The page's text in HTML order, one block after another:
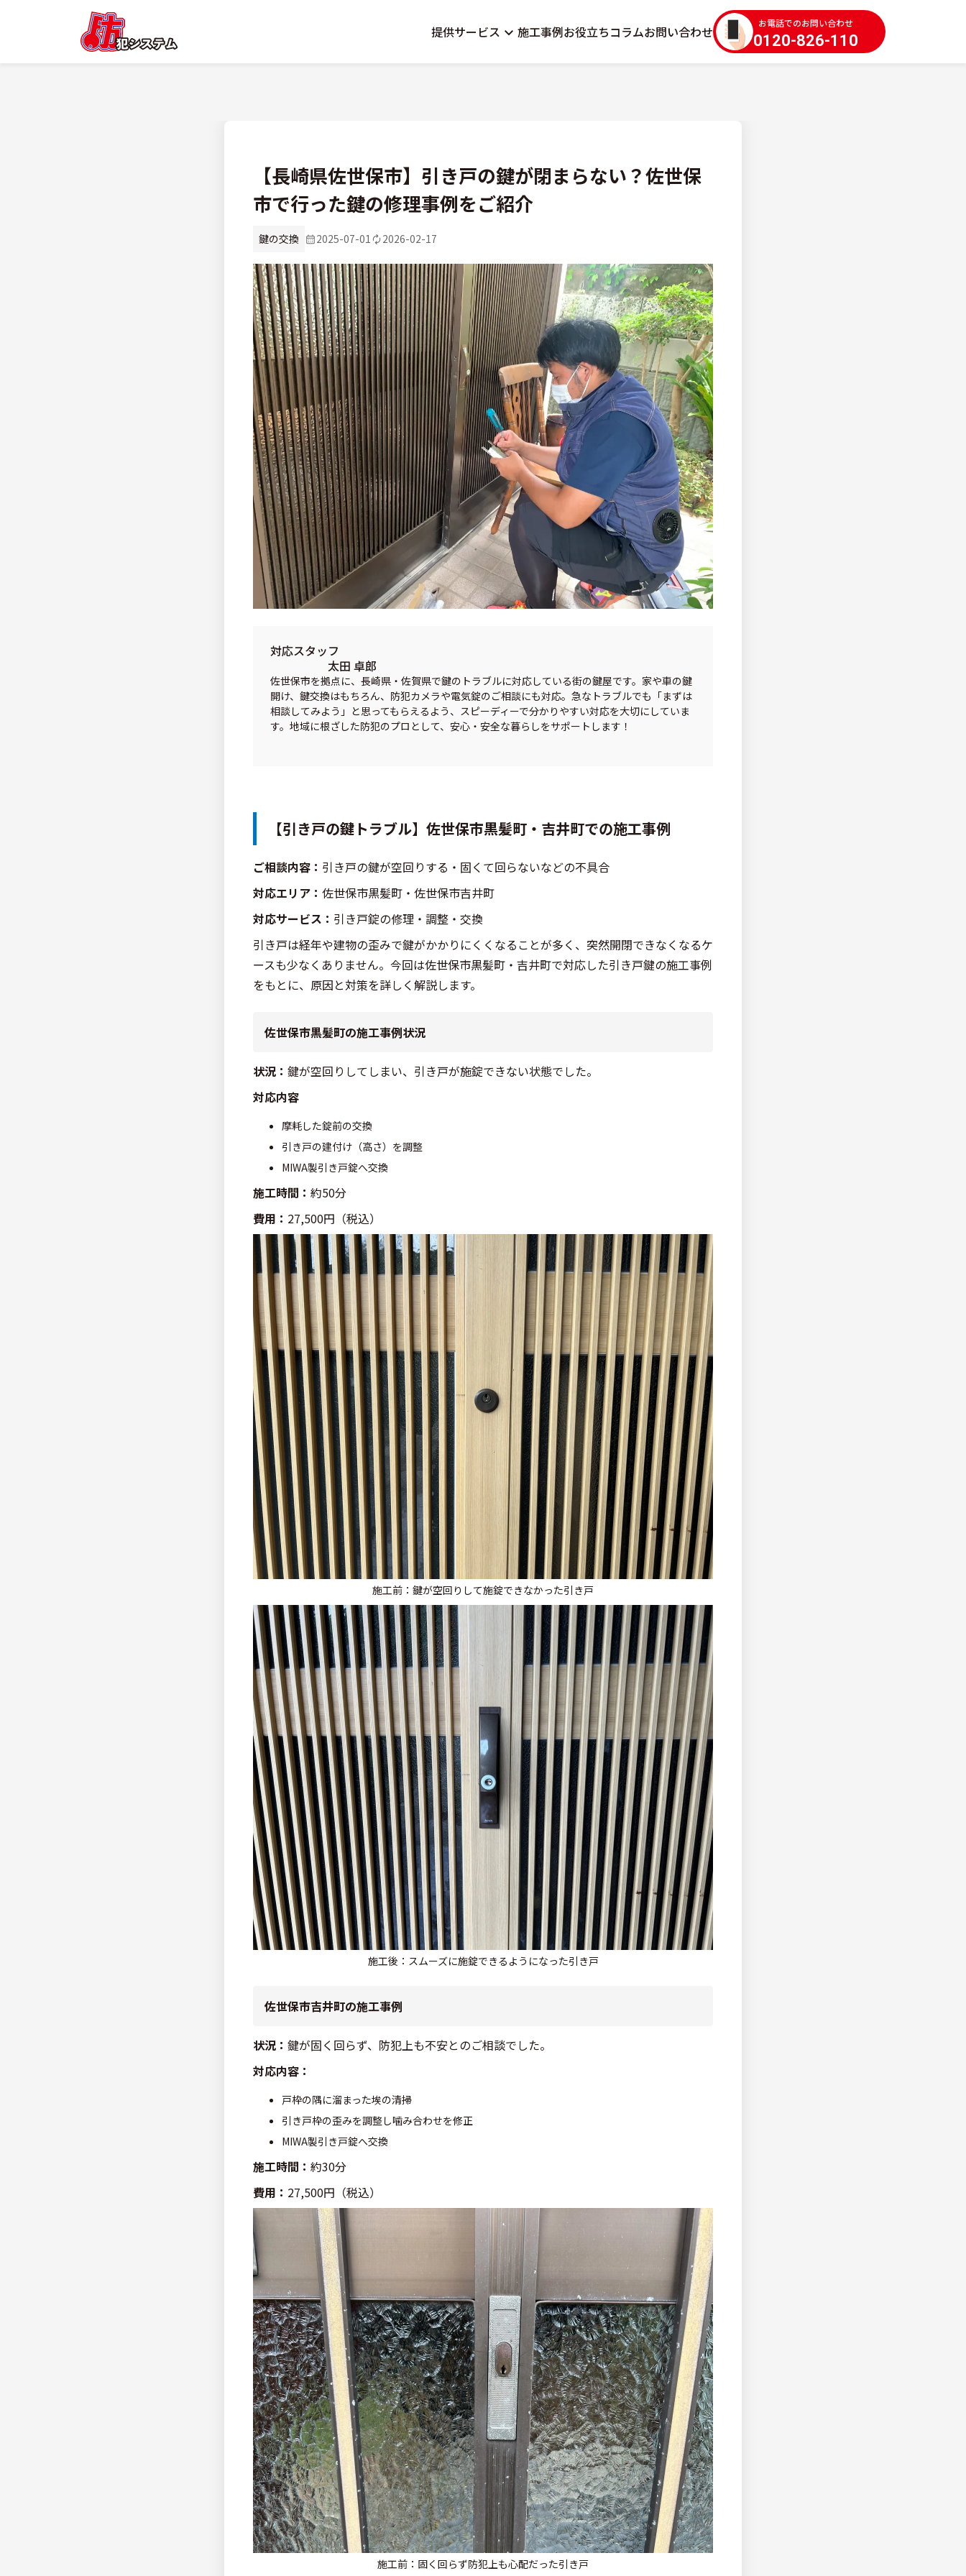
提供サービス 施工事例お役立ちコラムお問い合わせ お電話でのお問い合わせ
0120-826-110
【長崎県佐世保市】引き戸の鍵が閉まらない？佐世保
市で行った鍵の修理事例をご紹介
鍵の交換 2025-07-01 2026-02-17
対応スタッフ
太田 卓郎
佐世保市を拠点に、長崎県・佐賀県で鍵のトラブルに対応している街の鍵屋です。家や車の鍵
開け、鍵交換はもちろん、防犯カメラや電気錠のご相談にも対応。急なトラブルでも「まずは
相談してみよう」と思ってもらえるよう、スピーディーで分かりやすい対応を大切にしていま
す。地域に根ざした防犯のプロとして、安心・安全な暮らしをサポートします！
【引き戸の鍵トラブル】佐世保市黒髪町・吉井町での施工事例
ご相談内容： 引き戸の鍵が空回りする・固くて回らないなどの不具合
対応エリア： 佐世保市黒髪町・佐世保市吉井町
対応サービス： 引き戸錠の修理・調整・交換
引き戸は経年や建物の歪みで鍵がかかりにくくなることが多く、突然開閉できなくなるケ
ースも少なくありません。今回は佐世保市黒髪町・吉井町で対応した引き戸鍵の施工事例
をもとに、原因と対策を詳しく解説します。
佐世保市黒髪町の施工事例状況
状況： 鍵が空回りしてしまい、引き戸が施錠できない状態でした。
対応内容
摩耗した錠前の交換
引き戸の建付け（高さ）を調整
MIWA製引き戸錠へ交換
施工時間： 約50分
費用： 27,500円（税込）
施工前：鍵が空回りして施錠できなかった引き戸
施工後：スムーズに施錠できるようになった引き戸
佐世保市吉井町の施工事例
状況： 鍵が固く回らず、防犯上も不安とのご相談でした。
対応内容：
戸枠の隅に溜まった埃の清掃
引き戸枠の歪みを調整し噛み合わせを修正
MIWA製引き戸錠へ交換
施工時間： 約30分
費用： 27,500円（税込）
施工前：固く回らず防犯上も心配だった引き戸